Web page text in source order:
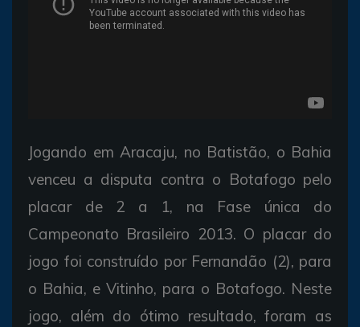
Jogando em Aracaju, no Batistão, o Bahia
venceu a disputa contra o Botafogo pelo
placar de 2 a 1, na Fase única do
Campeonato Brasileiro 2013. O placar do
jogo foi construído por Fernandão (2), para
o Bahia, e Vitinho, para o Botafogo. Neste
jogo, além do ótimo resultado, foram as